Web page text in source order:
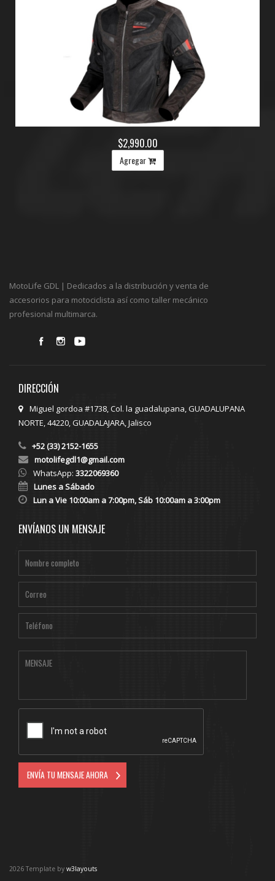
$2,990.00
Agregar
MotoLife GDL | Dedicados a la distribución y venta de
accesorios para motociclista así como taller mecánico
profesional multimarca.
DIRECCIÓN
Miguel gordoa #1738, Col. la guadalupana, GUADALUPANA
NORTE, 44220, GUADALAJARA, Jalisco
+52 (33) 2152-1655
motolifegdl1@gmail.com
WhatsApp: 3322069360
Lunes a Sábado
Lun a Vie 10:00am a 7:00pm, Sáb 10:00am a 3:00pm
ENVÍANOS UN MENSAJE
2026 Template by w3layouts